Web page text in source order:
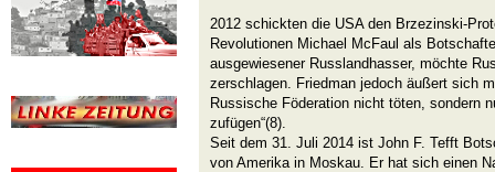
2012 schickten die USA den Brzezinski-
Revolutionen Michael McFaul als
ausgewiesener Russlandhasser, möchte
zerschlagen. Friedman jedoch äußert sich
Russische Föderation nicht töten, sondern
zufügen“(8).
Seit dem 31. Juli 2014 ist John F. Tefft
von Amerika in Moskau. Er hat sich einen